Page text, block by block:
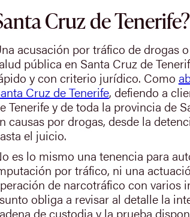
Cruz de Tenerife?
acusación por tráfico de drogas
pública en Santa Cruz de
y con criterio jurídico. Como
Cruz de Tenerife, defiendo a
Tenerife y de toda la provincia de
causas por drogas, desde la
el juicio.
es lo mismo una tenencia para
por tráfico, ni una
de narcotráfico con varios
obliga a revisar al detalle la
de custodia y la prueba